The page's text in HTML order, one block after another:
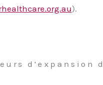
).
d’expansion